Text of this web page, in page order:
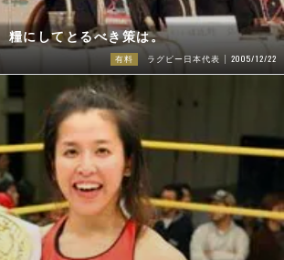
糧にしてとるべき策は。
有料 ラグビー日本代表 2005/12/22